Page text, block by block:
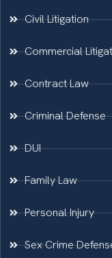
Civil Litigation
Commercial
Contract Law
Criminal Defense
DUI
Family Law
Personal Injury
Sex Crime